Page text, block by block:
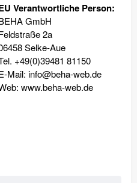
Verantwortliche Person:
GmbH
2a
Selke-Aue
+49(0)39481 81150
Mail: info@beha-web.de
www.beha-web.de